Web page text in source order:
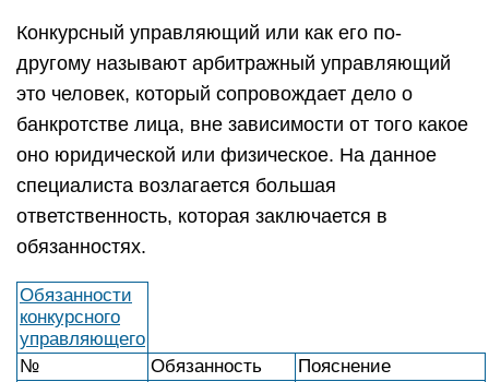
Конкурсный управляющий или как его по-
другому называют арбитражный управляющий
это человек, который сопровождает дело о
банкротстве лица, вне зависимости от того какое
оно юридической или физическое. На данное
специалиста возлагается большая
ответственность, которая заключается в
обязанностях.
Обязанности
конкурсного
управляющего
№
Обязанность Пояснение